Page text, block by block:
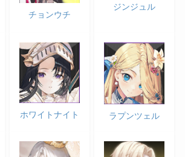
チョンウチ
ジンジュル
ホワイトナイト ラプンツェル